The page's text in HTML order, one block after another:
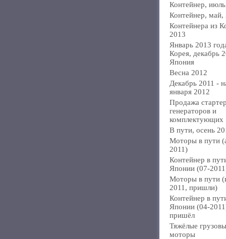
Контейнер,
Контейнер, май,
Контейнера из
2013
Январь 2013
Корея, декабрь
Япония
Весна 2012
Декабрь 2011 -
января 2012
Продажа
генераторов и
комплектующих
В пути, осень
Моторы в пути
2011)
Контейнер в
Японии (07-
Моторы в пути
2011, пришли)
Контейнер в
Японии (04-
пришёл
Тяжёлые
моторы